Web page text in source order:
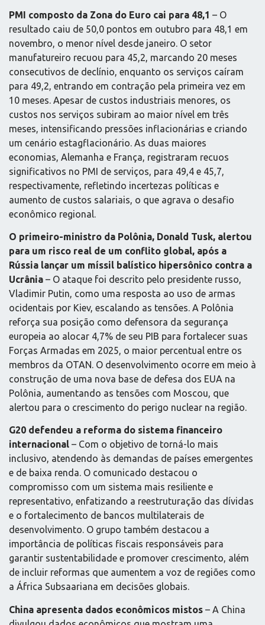
PMI composto da Zona do Euro cai para 48,1 – O
resultado caiu de 50,0 pontos em outubro para 48,1 em
novembro, o menor nível desde janeiro. O setor
manufatureiro recuou para 45,2, marcando 20 meses
consecutivos de declínio, enquanto os serviços caíram
para 49,2, entrando em contração pela primeira vez em
10 meses. Apesar de custos industriais menores, os
custos nos serviços subiram ao maior nível em três
meses, intensificando pressões inflacionárias e criando
um cenário estagflacionário. As duas maiores
economias, Alemanha e França, registraram recuos
significativos no PMI de serviços, para 49,4 e 45,7,
respectivamente, refletindo incertezas políticas e
aumento de custos salariais, o que agrava o desafio
econômico regional.
O primeiro-ministro da Polônia, Donald Tusk, alertou
para um risco real de um conflito global, após a
Rússia lançar um míssil balístico hipersônico contra a
Ucrânia – O ataque foi descrito pelo presidente russo,
Vladimir Putin, como uma resposta ao uso de armas
ocidentais por Kiev, escalando as tensões. A Polônia
reforça sua posição como defensora da segurança
europeia ao alocar 4,7% de seu PIB para fortalecer suas
Forças Armadas em 2025, o maior percentual entre os
membros da OTAN. O desenvolvimento ocorre em meio à
construção de uma nova base de defesa dos EUA na
Polônia, aumentando as tensões com Moscou, que
alertou para o crescimento do perigo nuclear na região.
G20 defendeu a reforma do sistema financeiro
internacional – Com o objetivo de torná-lo mais
inclusivo, atendendo às demandas de países emergentes
e de baixa renda. O comunicado destacou o
compromisso com um sistema mais resiliente e
representativo, enfatizando a reestruturação das dívidas
e o fortalecimento de bancos multilaterais de
desenvolvimento. O grupo também destacou a
importância de políticas fiscais responsáveis para
garantir sustentabilidade e promover crescimento, além
de incluir reformas que aumentem a voz de regiões como
a África Subsaariana em decisões globais.
China apresenta dados econômicos mistos – A China